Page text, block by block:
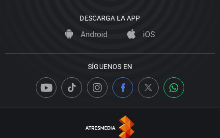
DESCARGA LA APP
Android iOS
SÍGUENOS EN